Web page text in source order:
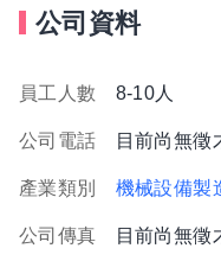
公司資料
員工人數 8-10人
公司電話 目前尚無徵
產業類別 機械設備製
公司傳真 目前尚無徵